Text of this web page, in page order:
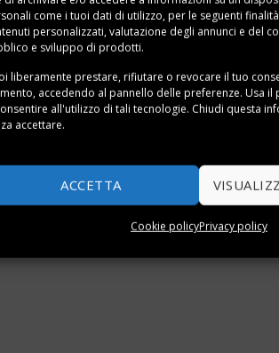
come i tuoi dati di utilizzo, per le seguenti
personalizzati, valutazione degli annunci e del
e sviluppo di prodotti.
liberamente prestare, rifiutare o revocare il tuo
accedendo al pannello delle preferenze. Usa il
all'utilizzo di tali tecnologie. Chiudi questa
accettare.
ACCETTA
Cookie policyPrivacy policy